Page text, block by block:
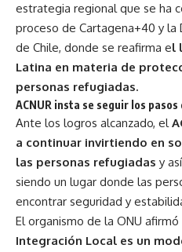
estrategia regional que se ha
proceso de Cartagena+40 y la
de Chile, donde se reafirma el
Latina en materia de
personas refugiadas.
ACNUR insta se seguir los pasos
Ante los logros alcanzado, el
a continuar invirtiendo en
las personas refugiadas y
siendo un lugar donde las
encontrar seguridad y
El organismo de la ONU afirmó
Integración Local es un